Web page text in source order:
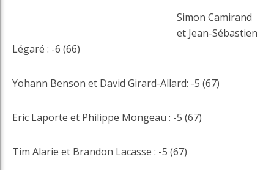
Simon Camirand
et Jean-Sébastien
Légaré : -6 (66)
Yohann Benson et David Girard-Allard: -5 (67)
Eric Laporte et Philippe Mongeau : -5 (67)
Tim Alarie et Brandon Lacasse : -5 (67)